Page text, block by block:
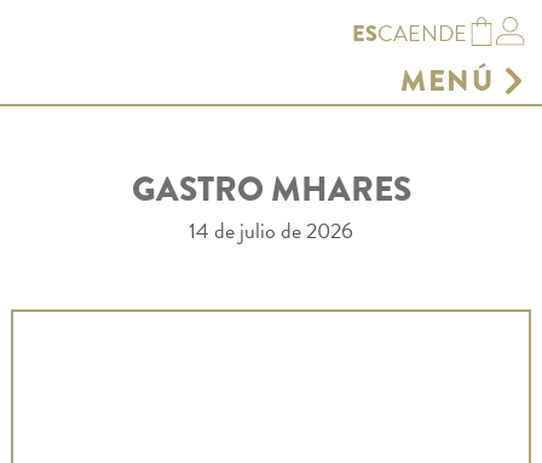
MENÚ
ESCAENDE
GASTRO MHARES
14 de julio de 2026